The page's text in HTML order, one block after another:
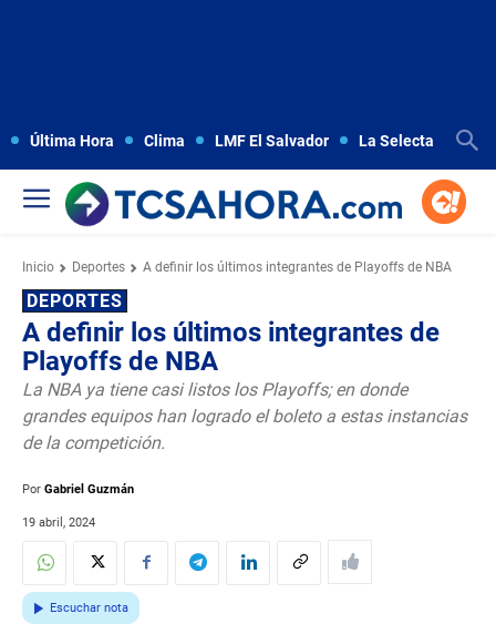
Última Hora Clima LMF El Salvador La Selecta
Inicio Deportes A definir los últimos integrantes de Playoffs de NBA
DEPORTES
A definir los últimos integrantes de
Playoffs de NBA
La NBA ya tiene casi listos los Playoffs; en donde
grandes equipos han logrado el boleto a estas instancias
de la competición.
Por Gabriel Guzmán
19 abril, 2024
Escuchar nota